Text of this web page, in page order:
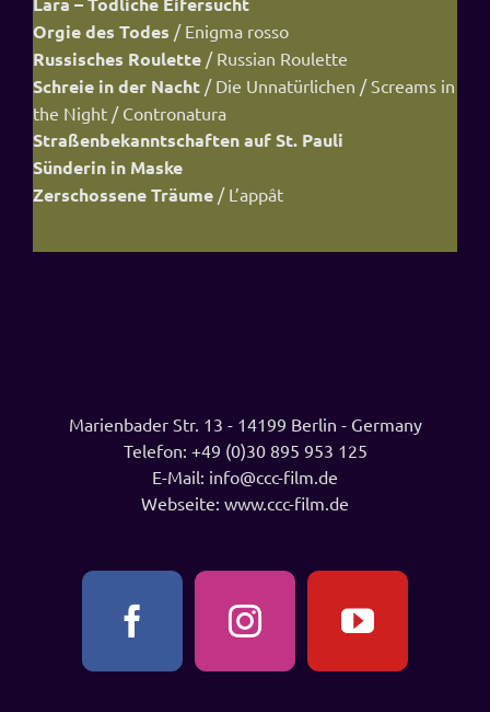
Orgie des Todes / Enigma rosso
Russisches Roulette/ Russian Roulette
Schreie in der Nacht/ Die Unnatürlichen / Screams in
the Night / Contronatura
Straßenbekanntschaften auf St. Pauli
Sünderin in Maske
Zerschossene Träume/ L’appât
Marienbader Str. 13 - 14199 Berlin - Germany
Telefon: +49 (0)30 895 953 125
E-Mail: info@ccc-film.de
Webseite: www.ccc-film.de